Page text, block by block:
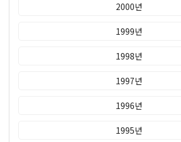
2000년
1999년
1998년
1997년
1996년
1995년